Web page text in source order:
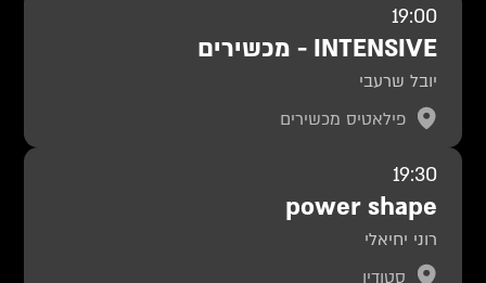
19:00
INTENSIVE - מכשירים
יובל שרעבי
פילאטיס מכשירים
19:30
power shape
רוני יחיאלי
סטודיו